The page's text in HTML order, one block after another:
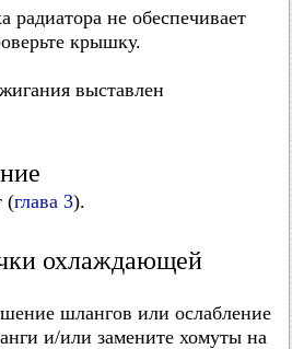
радиатора не обеспечивает
крышку.
выставлен
(глава 3).
охлаждающей
шлангов или ослабление
и/или замените хомуты на